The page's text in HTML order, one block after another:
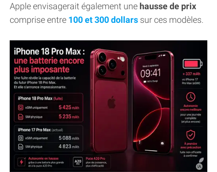
Apple envisagerait également une hausse de prix
comprise entre 100 et 300 dollars sur ces modèles.